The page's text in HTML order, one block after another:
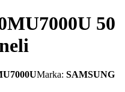
50
Marka: SAMSUNG